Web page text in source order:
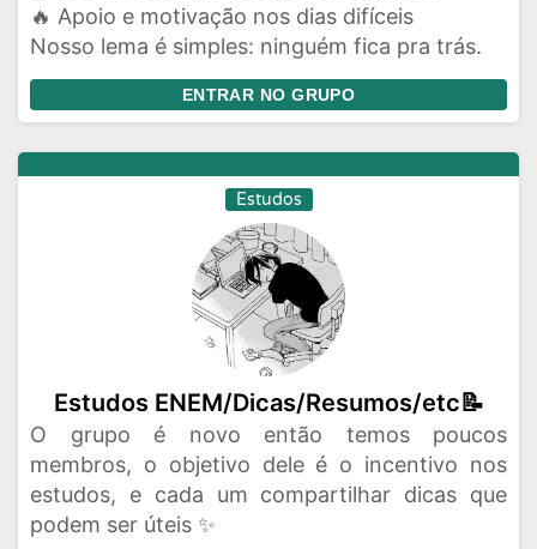
🔥 Apoio e motivação nos dias difíceis
Nosso lema é simples: ninguém fica pra trás.
ENTRAR NO GRUPO
Estudos
Estudos ENEM/Dicas/Resumos/etc📝
O grupo é novo então temos poucos
membros, o objetivo dele é o incentivo nos
estudos, e cada um compartilhar dicas que
podem ser úteis ✨️